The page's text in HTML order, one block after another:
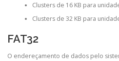
Clusters de 16 KB para
Clusters de 32 KB para
FAT32
O endereçamento de dados pelo